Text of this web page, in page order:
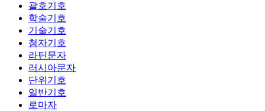
괄호기호
학술기호
기술기호
첨자기호
라틴문자
러시아문자
단위기호
일반기호
로마자